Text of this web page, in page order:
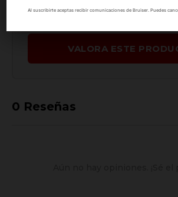
Al suscribirte aceptas recibir comunicaciones de Bruiser. Puedes
1 ★
VALORA ESTE
0 Reseñas